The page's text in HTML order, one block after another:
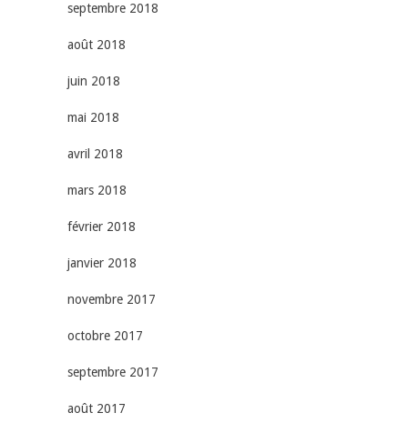
septembre 2018
août 2018
juin 2018
mai 2018
avril 2018
mars 2018
février 2018
janvier 2018
novembre 2017
octobre 2017
septembre 2017
août 2017